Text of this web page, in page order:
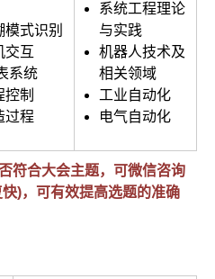
模式识别
交互
系统
控制
过程
系统工程理论
与实践
机器人技术及
相关领域
工业自动化
电气自动化
符合大会主题，可微信咨询
)，可有效提高选题的准确